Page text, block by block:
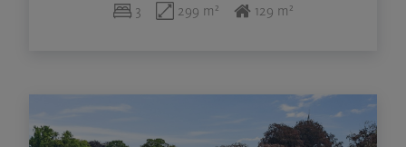
3 299 m² 129 m²